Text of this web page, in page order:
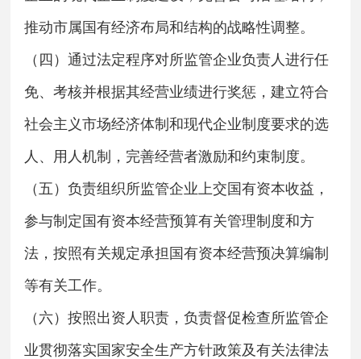
推动市属国有经济布局和结构的战略性调整。
（四）通过法定程序对所监管企业负责人进行任
免、考核并根据其经营业绩进行奖惩，建立符合
社会主义市场经济体制和现代企业制度要求的选
人、用人机制，完善经营者激励和约束制度。
（五）负责组织所监管企业上交国有资本收益，
参与制定国有资本经营预算有关管理制度和方
法，按照有关规定承担国有资本经营预决算编制
等有关工作。
（六）按照出资人职责，负责督促检查所监管企
业贯彻落实国家安全生产方针政策及有关法律法